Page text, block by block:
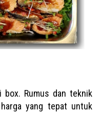
box. Rumus dan teknik
yang tepat untuk